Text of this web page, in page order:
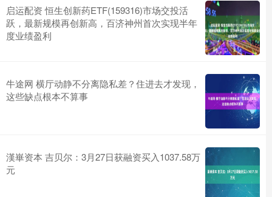
启运配资 恒生创新药ETF(159316)市场交投活
跃，最新规模再创新高，百济神州首次实现半年
度业绩盈利
牛途网 横厅动静不分离隐私差？住进去才发现，
这些缺点根本不算事
漢崋资本 吉贝尔：3月27日获融资买入1037.58万
元